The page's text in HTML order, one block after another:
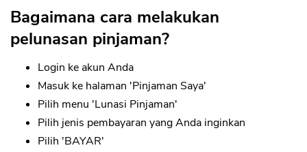
Bagaimana cara melakukan
pelunasan pinjaman?
Login ke akun Anda
Masuk ke halaman 'Pinjaman Saya'
Pilih menu 'Lunasi Pinjaman'
Pilih jenis pembayaran yang Anda inginkan
Pilih 'BAYAR'